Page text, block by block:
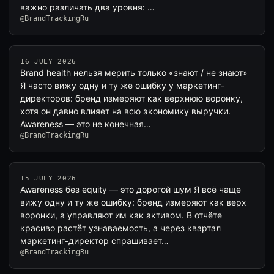
важно различать два уровня: …
@BrandTrackingRu
16 JULY 2026
Brand health нельзя мерить только «знают / не знают»
Я часто вижу одну и ту же ошибку у маркетинг-
директоров: бренд измеряют как верхнюю воронку,
хотя он давно влияет на всю экономику выручки.
Awareness — это не конечная…
@BrandTrackingRu
15 JULY 2026
Awareness без equity — это дорогой шум Я всё чаще
вижу одну и ту же ошибку: бренд измеряют как верх
воронки, а управляют им как активом. В отчёте
красиво растёт узнаваемость, а через квартал
маркетинг-директор спрашивает…
@BrandTrackingRu